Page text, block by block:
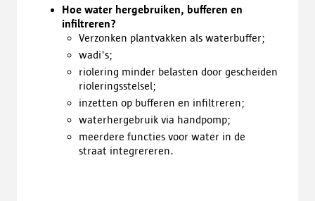
Hoe water hergebruiken, bufferen en
infiltreren?
​Verzonken plantvakken als waterbuffer;
wadi's;
riolering minder belasten door gescheiden
rioleringsstelsel;
inzetten op bufferen en infiltreren;
waterhergebruik via handpomp;
meerdere functies voor water in de
straat integrereren.